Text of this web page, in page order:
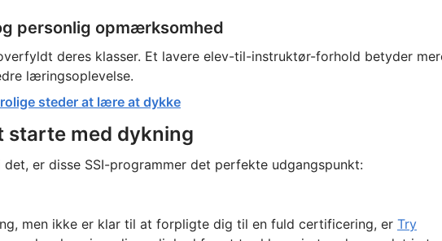
personlig opmærksomhed
deres klasser. Et lavere elev-til-instruktør-forhold betyder
læringsoplevelse.
steder at lære at dykke
starte med dykning
er disse SSI-programmer det perfekte udgangspunkt:
men ikke er klar til at forpligte dig til en fuld certificering, er Try